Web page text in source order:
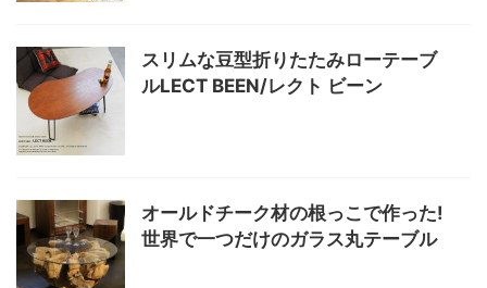
スリムな豆型折りたたみローテーブ
ルLECT BEEN/レクト ビーン
オールドチーク材の根っこで作った!
世界で一つだけのガラス丸テーブル